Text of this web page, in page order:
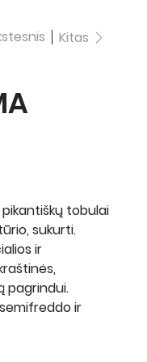
Kitas
pikantiškų tobulai
sukurti.
ir
pagrindui.
semifreddo ir